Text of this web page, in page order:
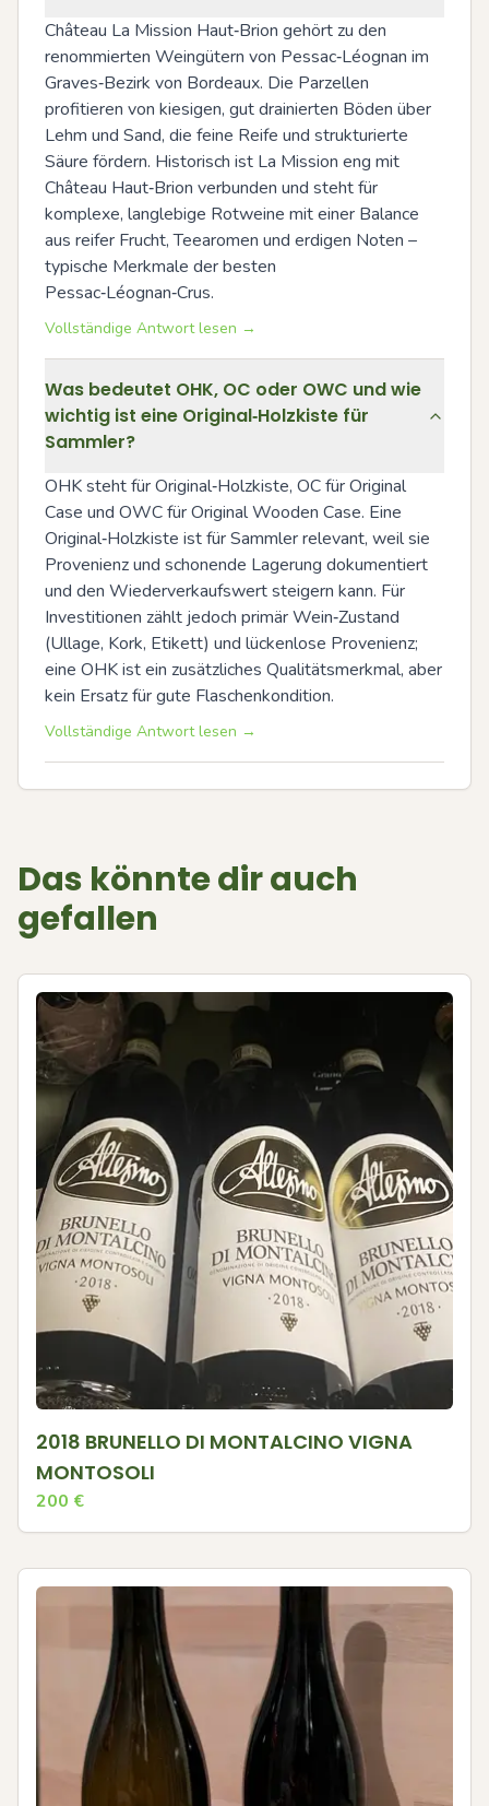
Château La Mission Haut‑Brion gehört zu den
renommierten Weingütern von Pessac‑Léognan im
Graves‑Bezirk von Bordeaux. Die Parzellen
profitieren von kiesigen, gut drainierten Böden über
Lehm und Sand, die feine Reife und strukturierte
Säure fördern. Historisch ist La Mission eng mit
Château Haut‑Brion verbunden und steht für
komplexe, langlebige Rotweine mit einer Balance
aus reifer Frucht, Teearomen und erdigen Noten –
typische Merkmale der besten
Pessac‑Léognan‑Crus.
Vollständige Antwort lesen →
Was bedeutet OHK, OC oder OWC und wie
wichtig ist eine Original‑Holzkiste für
Sammler?
OHK steht für Original‑Holzkiste, OC für Original
Case und OWC für Original Wooden Case. Eine
Original‑Holzkiste ist für Sammler relevant, weil sie
Provenienz und schonende Lagerung dokumentiert
und den Wiederverkaufswert steigern kann. Für
Investitionen zählt jedoch primär Wein‑Zustand
(Ullage, Kork, Etikett) und lückenlose Provenienz;
eine OHK ist ein zusätzliches Qualitätsmerkmal, aber
kein Ersatz für gute Flaschenkondition.
Vollständige Antwort lesen →
Das könnte dir auch
gefallen
2018 BRUNELLO DI MONTALCINO VIGNA
MONTOSOLI
200 €